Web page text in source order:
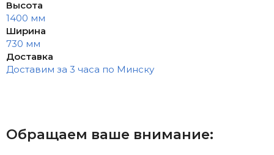
Высота
1400 мм
Ширина
730 мм
Доставка
Доставим за 3 часа по Минску
Обращаем ваше внимание: